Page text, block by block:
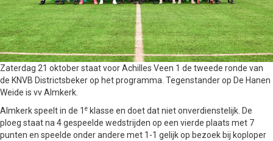
Zaterdag 21 oktober staat voor Achilles Veen 1 de tweede ronde van
de KNVB Districtsbeker op het programma. Tegenstander op De Hanen
Weide is vv Almkerk.
Almkerk speelt in de 1 e klasse en doet dat niet onverdienstelijk. De
ploeg staat na 4 gespeelde wedstrijden op een vierde plaats met 7
punten en speelde onder andere met 1-1 gelijk op bezoek bij koploper